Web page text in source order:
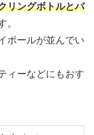
リングボトルとバ
。
ボールが並んでい
ィーなどにもおす